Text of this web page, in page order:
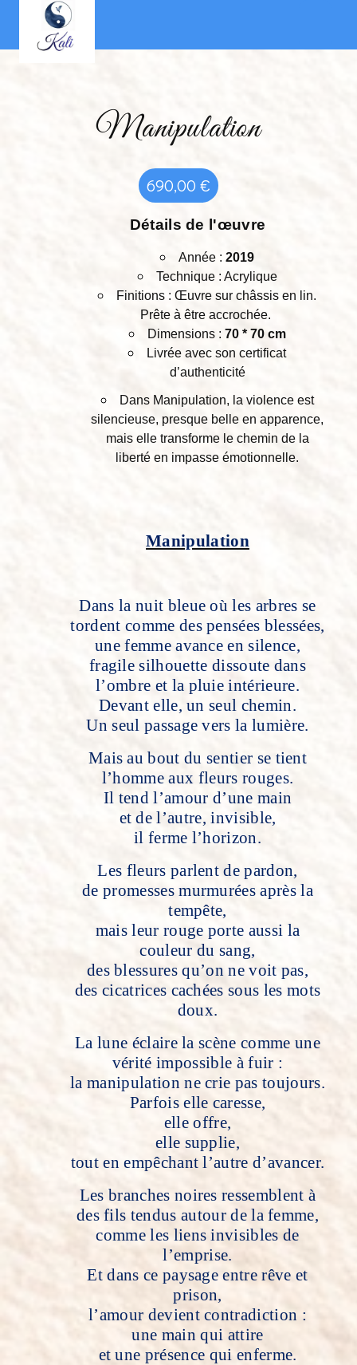
Manipulation
690,00 €
Détails de l'œuvre
Année : 2019
Technique : Acrylique
Finitions : Œuvre sur châssis en lin.
Prête à être accrochée.
Dimensions : 70 * 70 cm
Livrée avec son certificat
d’authenticité
Dans Manipulation, la violence est
silencieuse, presque belle en apparence,
mais elle transforme le chemin de la
liberté en impasse émotionnelle.
Manipulation
Dans la nuit bleue où les arbres se
tordent comme des pensées blessées,
une femme avance en silence,
fragile silhouette dissoute dans
l’ombre et la pluie intérieure.
Devant elle, un seul chemin.
Un seul passage vers la lumière.
Mais au bout du sentier se tient
l’homme aux fleurs rouges.
Il tend l’amour d’une main
et de l’autre, invisible,
il ferme l’horizon.
Les fleurs parlent de pardon,
de promesses murmurées après la
tempête,
mais leur rouge porte aussi la
couleur du sang,
des blessures qu’on ne voit pas,
des cicatrices cachées sous les mots
doux.
La lune éclaire la scène comme une
vérité impossible à fuir :
la manipulation ne crie pas toujours.
Parfois elle caresse,
elle offre,
elle supplie,
tout en empêchant l’autre d’avancer.
Les branches noires ressemblent à
des fils tendus autour de la femme,
comme les liens invisibles de
l’emprise.
Et dans ce paysage entre rêve et
prison,
l’amour devient contradiction :
une main qui attire
et une présence qui enferme.
Panneau de gestion des cookies